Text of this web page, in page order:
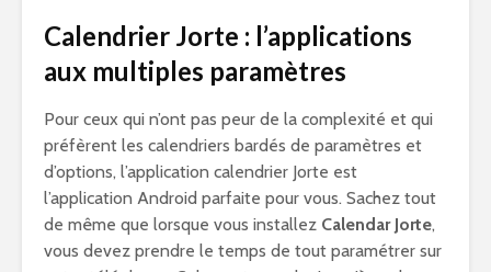
Calendrier Jorte : l’applications
aux multiples paramètres
Pour ceux qui n’ont pas peur de la complexité et qui
préfèrent les calendriers bardés de paramètres et
d’options, l’application calendrier Jorte est
l’application Android parfaite pour vous. Sachez tout
de même que lorsque vous installez Calendar Jorte,
vous devez prendre le temps de tout paramétrer sur